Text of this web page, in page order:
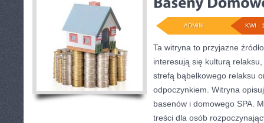
KWI -
ADMIN
Ta witryna to przyjazne
interesują się kulturą
strefą bąbelkowego relaksu
odpoczynkiem. Witryna
basenów i domowego SPA.
treści dla osób